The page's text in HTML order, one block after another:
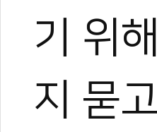
기 위
지 묻